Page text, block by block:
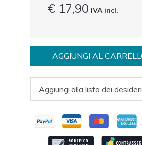
€ 17,90 IVA incl.
AGGIUNGI AL
Aggiungi alla lista dei desideri